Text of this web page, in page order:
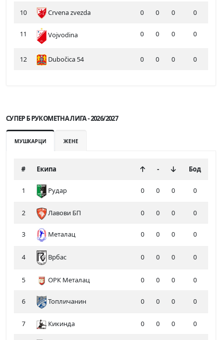
10 Crvena zvezda 0 0 0 0
11 Vojvodina 0 0 0 0
12 Dubočica 54 0 0 0 0
СУПЕР Б РУКОМЕТНА ЛИГА - 2026/2027
МУШКАРЦИ ЖЕНЕ
# Екипа - Бод
1 Рудар 0 0 0 0
2 Лавови БП 0 0 0 0
3 Металац 0 0 0 0
4 Врбас 0 0 0 0
5 ОРК Металац 0 0 0 0
6 Топличанин 0 0 0 0
7 Кикинда 0 0 0 0